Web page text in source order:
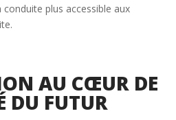
plus accessible aux
AU CŒUR DE
DU FUTUR